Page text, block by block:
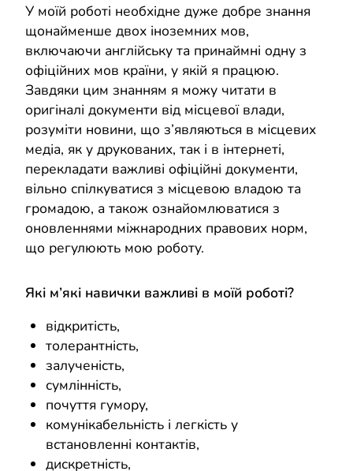
У моїй роботі необхідне дуже добре знання
щонайменше двох іноземних мов,
включаючи англійську та принаймні одну з
офіційних мов країни, у якій я працюю.
Завдяки цим знанням я можу читати в
оригіналі документи від місцевої влади,
розуміти новини, що з’являються в місцевих
медіа, як у друкованих, так і в інтернеті,
перекладати важливі офіційні документи,
вільно спілкуватися з місцевою владою та
громадою, а також ознайомлюватися з
оновленнями міжнародних правових норм,
що регулюють мою роботу.
Які м’які навички важливі в моїй роботі?
відкритість,
толерантність,
залученість,
сумлінність,
почуття гумору,
комунікабельність і легкість у
встановленні контактів,
дискретність,